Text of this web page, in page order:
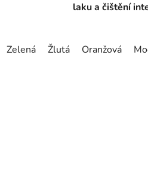
laku a čištění
Zelená Žlutá Oranžová